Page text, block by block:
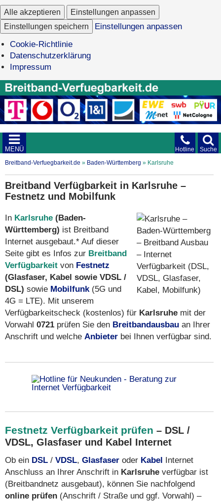
Alle akzeptieren
Einstellungen anpassen
Einstellungen speichern
Einstellungen anpassen
Cookie-Richtlinie
Datenschutzerklärung
Impressum
Suche
Hotline
MENÜ
Breitband-Verfuegbarkeit.de » Baden-Württemberg » Karlsruhe
Breitband Verfügbarkeit in Karlsruhe –
Festnetz und Mobilfunk
In Karlsruhe (Baden-
Württemberg) ist Breitband
Internet ausgebaut.* Auf dieser
Seite gibt es Infos zur Breitband
Verfügbarkeit von Festnetz
(Glasfaser, Kabel sowie VDSL /
DSL) sowie Mobilfunk (5G und
4G = LTE). Mit unserem
Verfügbarkeitscheck (kostenlos) für Karlsruhe mit der
Vorwahl 0721 prüfen Sie den Breitbandausbau an Ihrer
Anschrift und welche Anbieter bei Ihnen verfügbar sind.
Festnetz Verfügbarkeit prüfen – DSL /
VDSL, Glasfaser und Kabel Internet
Ob ein DSL / VDSL, Glasfaser oder Kabel Internet
Anschluss an Ihrer Anschrift in Karlsruhe verfügbar ist
(Breitbandnetz ausgebaut), können Sie nachfolgend
online prüfen (Anschrift / Straße und ggf. Vorwahl) –